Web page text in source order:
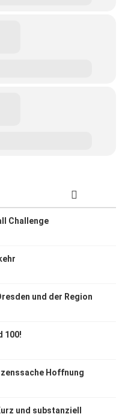
Challenge
und der Region
100!
Hoffnung
und substanziell